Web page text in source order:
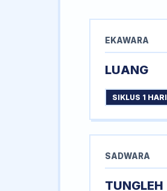
EKAWARA
LUANG
SIKLUS 1 HARI
SADWARA
TUNGLEH